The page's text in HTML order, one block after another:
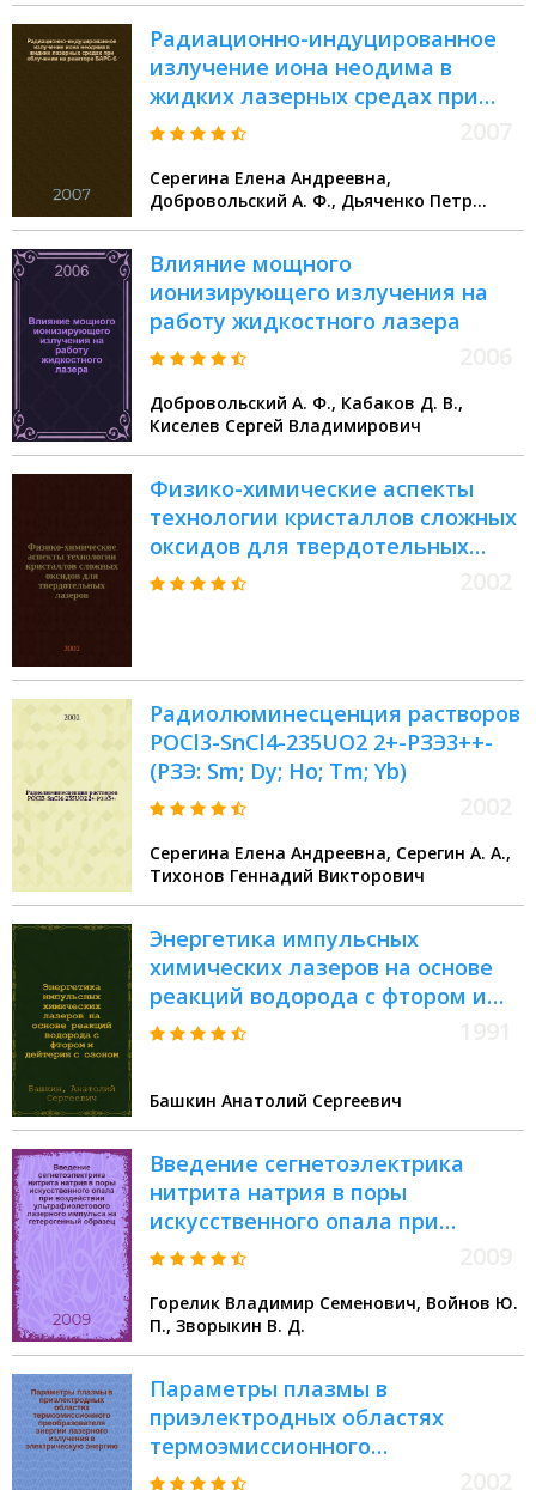
Радиационно-индуцированное
излучение иона неодима в
жидких лазерных средах при
облучении на реакторе БАРС-6
Серегина Елена Андреевна,
Добровольский А. Ф., Дьяченко Петр
Влияние мощного
ионизирующего излучения на
работу жидкостного лазера
Добровольский А. Ф., Кабаков Д. В.,
Киселев Сергей Владимирович
Физико-химические аспекты
технологии кристаллов сложных
оксидов для твердотельных
лазеров : Сб. ст.
Радиолюминесценция растворов
POCl3-SnCl4-235UO2 2+-РЗЭ3++-
(РЗЭ: Sm; Dy; Ho; Tm; Yb)
Серегина Елена Андреевна, Серегин А. А.,
Тихонов Геннадий Викторович
Энергетика импульсных
химических лазеров на основе
реакций водорода с фтором и
дейтерия с озоном : Автореф.
Башкин Анатолий Сергеевич
Введение сегнетоэлектрика
нитрита натрия в поры
искусственного опала при
воздействии ультрафиолетового
гетерогенный образец
Горелик Владимир Семенович, Войнов Ю.
П., Зворыкин В. Д.
Параметры плазмы в
приэлектродных областях
термоэмиссионного
преобразователя энергии